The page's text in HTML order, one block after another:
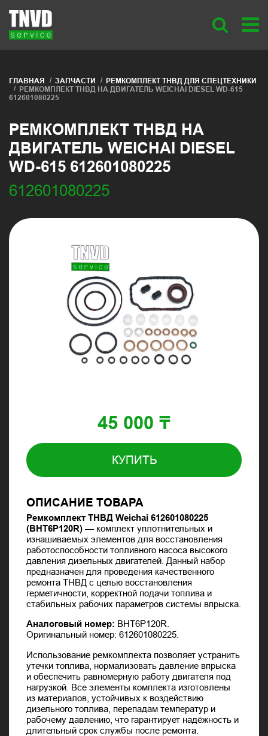
ГЛАВНАЯ ЗАПЧАСТИ
РЕМКОМПЛЕКТ ТНВД ДЛЯ СПЕЦТЕХНИКИ
РЕМКОМПЛЕКТ ТНВД НА ДВИГАТЕЛЬ WEICHAI DIESEL WD-615
612601080225
РЕМКОМПЛЕКТ ТНВД НА
ДВИГАТЕЛЬ WEICHAI DIESEL
WD-615 612601080225
612601080225
45 000 ₸
КУПИТЬ
ОПИСАНИЕ ТОВАРА
Ремкомплект ТНВД Weichai 612601080225
(BHT6P120R) — комплект уплотнительных и
изнашиваемых элементов для восстановления
работоспособности топливного насоса высокого
давления дизельных двигателей. Данный набор
предназначен для проведения качественного
ремонта ТНВД с целью восстановления
герметичности, корректной подачи топлива и
стабильных рабочих параметров системы впрыска.
Аналоговый номер: BHT6P120R.
Оригинальный номер: 612601080225.
Использование ремкомплекта позволяет устранить
утечки топлива, нормализовать давление впрыска
и обеспечить равномерную работу двигателя под
нагрузкой. Все элементы комплекта изготовлены
из материалов, устойчивых к воздействию
дизельного топлива, перепадам температур и
рабочему давлению, что гарантирует надёжность и
длительный срок службы после ремонта.